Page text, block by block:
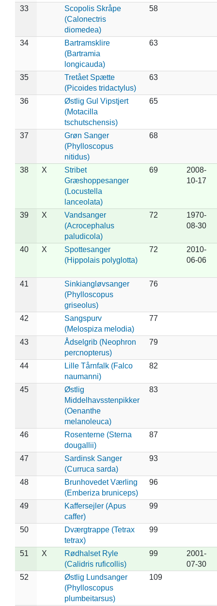
33
Scopolis Skråpe
(Calonectris
diomedea)
58
34
Bartramsklire
(Bartramia
longicauda)
63
35
Tretået Spætte
(Picoides tridactylus)
63
36
Østlig Gul Vipstjert
(Motacilla
tschutschensis)
65
37
Grøn Sanger
(Phylloscopus
nitidus)
68
38 X
Stribet
Græshoppesanger
(Locustella
lanceolata)
69
2008-
10-17
39 X
Vandsanger
(Acrocephalus
paludicola)
72
1970-
08-30
40 X
Spottesanger
(Hippolais polyglotta)
72
2010-
06-06
41
Sinkiangløvsanger
(Phylloscopus
griseolus)
76
42
Sangspurv
(Melospiza melodia)
77
43
Ådselgrib (Neophron
percnopterus)
79
44
Lille Tårnfalk (Falco
naumanni)
82
45
Østlig
Middelhavsstenpikker
(Oenanthe
melanoleuca)
83
46
Rosenterne (Sterna
dougallii)
87
47
Sardinsk Sanger
(Curruca sarda)
93
48
Brunhovedet Værling
(Emberiza bruniceps)
96
49
Kaffersejler (Apus
caffer)
99
50
Dværgtrappe (Tetrax
tetrax)
99
51 X
Rødhalset Ryle
(Calidris ruficollis)
99
2001-
07-30
52
Østlig Lundsanger
(Phylloscopus
plumbeitarsus)
109